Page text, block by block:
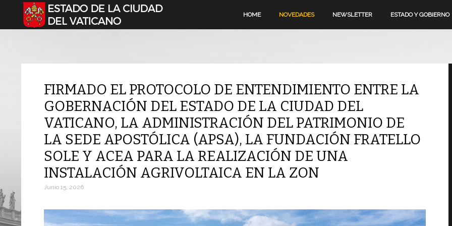
Seleccione su idioma HOME NOVEDADES NEWSLETTER ESTADO Y GOBIERNO
FIRMADO EL PROTOCOLO DE ENTENDIMIENTO ENTRE LA
GOBERNACIÓN DEL ESTADO DE LA CIUDAD DEL
VATICANO, LA ADMINISTRACIÓN DEL PATRIMONIO DE
LA SEDE APOSTÓLICA (APSA), LA FUNDACIÓN FRATELLO
SOLE Y ACEA PARA LA REALIZACIÓN DE UNA
INSTALACIÓN AGRIVOLTAICA EN LA ZON
Junio 15, 2026